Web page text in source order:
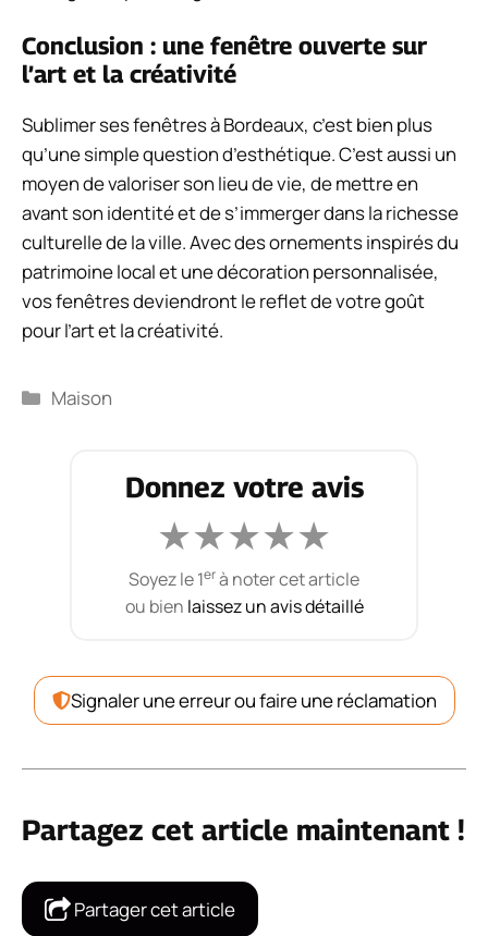
Conclusion : une fenêtre ouverte sur
l’art et la créativité
Sublimer ses fenêtres à Bordeaux, c’est bien plus
qu’une simple question d’esthétique. C’est aussi un
moyen de valoriser son lieu de vie, de mettre en
avant son identité et de s’immerger dans la richesse
culturelle de la ville. Avec des ornements inspirés du
patrimoine local et une décoration personnalisée,
vos fenêtres deviendront le reflet de votre goût
pour l’art et la créativité.
Catégories
Maison
Donnez votre avis
★★★★★
Soyez le 1erà noter cet article
ou bien laissez un avis détaillé
Signaler une erreur ou faire une réclamation
Partagez cet article maintenant !
Partager cet article